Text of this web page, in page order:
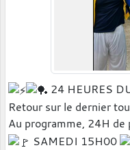
24 HEURES
Retour sur le dernier
Au programme, 24H de
SAMEDI 15H00